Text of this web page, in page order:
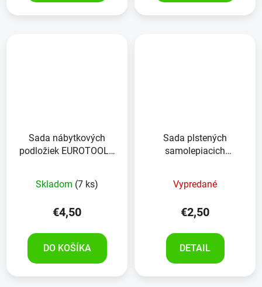
Sada nábytkových
podložiek EUROTOOLS
Skladom (7 ks)
€4,50
DO KOŠÍKA
Sada plstených
samolepiacich
Vypredané
€2,50
DETAIL